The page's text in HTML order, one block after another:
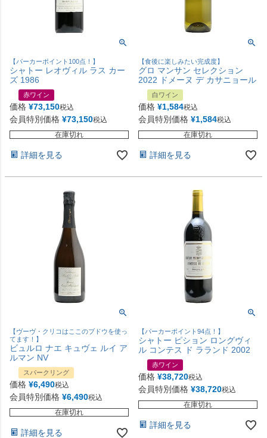
【パーカーポイント100点！】
シャトー レオヴィル ラス カー
ズ 1986
赤ワイン
価格 ¥73,150税込
会員特別価格 ¥73,150税込
在庫切れ
詳細を見る
【食後に楽しみたい完成度】
グロ マンサン セレクション
2022 ドメーヌ デ カサニョール
白ワイン
価格 ¥1,584税込
会員特別価格 ¥1,584税込
在庫切れ
詳細を見る
【ヴーヴ・クリコはここのブドウを使っ
てます！】
ビュルロ ナエ キュヴェ ルイ ア
ルマン NV
スパークリング
価格 ¥6,490税込
会員特別価格 ¥6,490税込
在庫切れ
詳細を見る
【パーカーポイント94点！】
シャトー ピション ロングヴィ
ル コンテス ド ラランド 2002
赤ワイン
価格 ¥38,720税込
会員特別価格 ¥38,720税込
在庫切れ
詳細を見る